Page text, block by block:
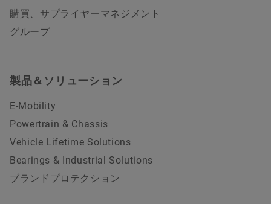
購買、サプライヤーマネジメント
グループ
製品＆ソリューション
E-Mobility
Powertrain & Chassis
Vehicle Lifetime Solutions
Bearings & Industrial Solutions
ブランドプロテクション